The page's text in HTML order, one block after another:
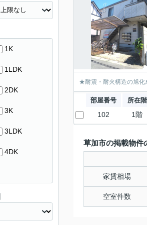
★耐震・耐火構造の旭
部屋番号 所在階
102 1階
草加市の掲載物件
家賃相場
空室件数
1K
1LDK
2DK
3K
3LDK
4DK